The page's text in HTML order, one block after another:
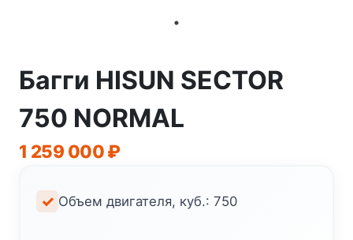
Багги HISUN SECTOR
750 NORMAL
1 259 000₽
Объем двигателя, куб.: 750